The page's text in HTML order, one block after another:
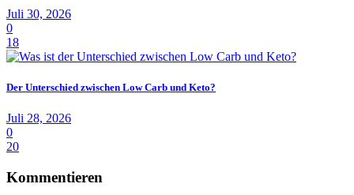
Juli 30, 2026
0
18
Der Unterschied zwischen Low Carb und Keto?
Juli 28, 2026
0
20
Kommentieren